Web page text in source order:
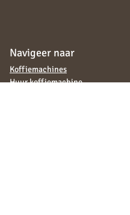
Navigeer naar
Koffiemachines
Huur koffiemachine